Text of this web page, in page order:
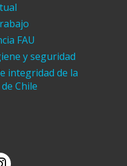
FAU
y seguridad
integridad de la
Chile